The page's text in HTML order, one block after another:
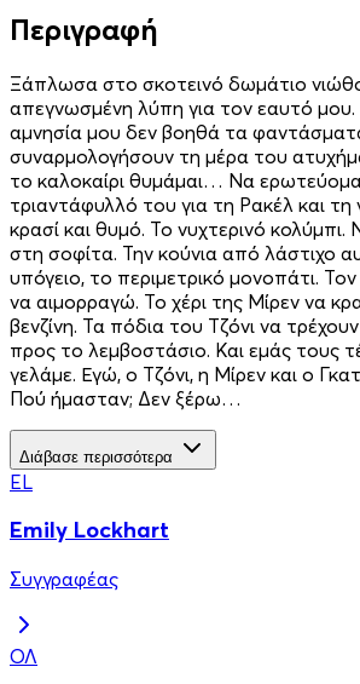
Περιγραφή
Ξάπλωσα στο σκοτεινό δωμάτιο
απεγνωσμένη λύπη για τον εαυτό μου.
αμνησία μου δεν βοηθά τα
συναρμολογήσουν τη μέρα του
το καλοκαίρι θυμάμαι… Να
τριαντάφυλλό του για τη Ρακέλ και
κρασί και θυμό. Το νυχτερινό
στη σοφίτα. Την κούνια από λάστιχο
υπόγειο, το περιμετρικό μονοπάτι.
να αιμορραγώ. Το χέρι της Μίρεν να
βενζίνη. Τα πόδια του Τζόνι να
προς το λεμβοστάσιο. Και εμάς τους
γελάμε. Εγώ, ο Τζόνι, η Μίρεν και ο
Πού ήμασταν; Δεν ξέρω…
Διάβασε περισσότερα
EL
Emily Lockhart
Συγγραφέας
ΟΛ